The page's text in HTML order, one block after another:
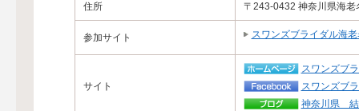
住所 〒243-0432 神奈川県海
参加サイト スワンズブライダル海老
サイト
スワンズブ
スワンズブ
神奈川県 結